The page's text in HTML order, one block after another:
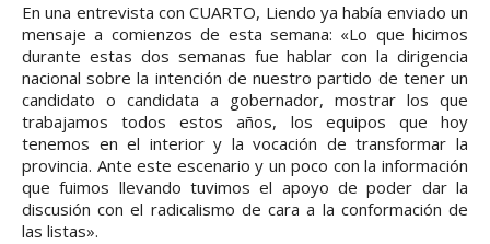
En una entrevista con CUARTO, Liendo ya había enviado un
mensaje a comienzos de esta semana: «Lo que hicimos
durante estas dos semanas fue hablar con la dirigencia
nacional sobre la intención de nuestro partido de tener un
candidato o candidata a gobernador, mostrar los que
trabajamos todos estos años, los equipos que hoy
tenemos en el interior y la vocación de transformar la
provincia. Ante este escenario y un poco con la información
que fuimos llevando tuvimos el apoyo de poder dar la
discusión con el radicalismo de cara a la conformación de
las listas».